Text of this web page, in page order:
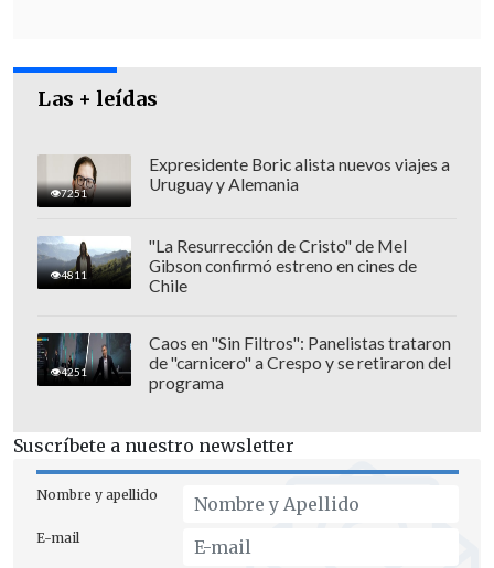
Las + leídas
7251
Expresidente Boric alista nuevos viajes a
Uruguay y Alemania
4811
"La Resurrección de Cristo" de Mel
Gibson confirmó estreno en cines de
Chile
4251
Caos en "Sin Filtros": Panelistas trataron
de "carnicero" a Crespo y se retiraron del
programa
Suscríbete a nuestro newsletter
Nombre y apellido
E-mail